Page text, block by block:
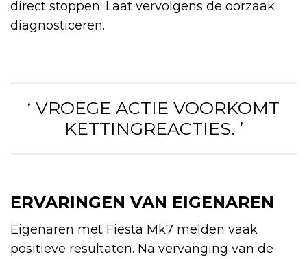
direct stoppen. Laat vervolgens de oorzaak
diagnosticeren.
‘ VROEGE ACTIE VOORKOMT
KETTINGREACTIES. ’
ERVARINGEN VAN EIGENAREN
Eigenaren met Fiesta Mk7 melden vaak
positieve resultaten. Na vervanging van de